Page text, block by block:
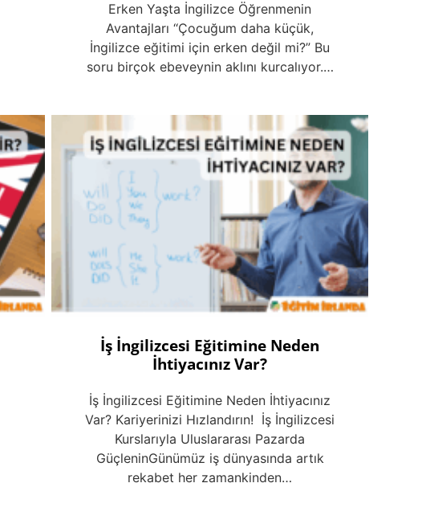
Erken Yaşta İngilizce Öğrenmenin
Avantajları ‘‘Çocuğum daha küçük,
İngilizce eğitimi için erken değil mi?” Bu
soru birçok ebeveynin aklını kurcalıyor.…
İş İngilizcesi Eğitimine Neden
İhtiyacınız Var?
İş İngilizcesi Eğitimine Neden İhtiyacınız
Var? Kariyerinizi Hızlandırın! İş İngilizcesi
Kurslarıyla Uluslararası Pazarda
GüçleninGünümüz iş dünyasında artık
rekabet her zamankinden…